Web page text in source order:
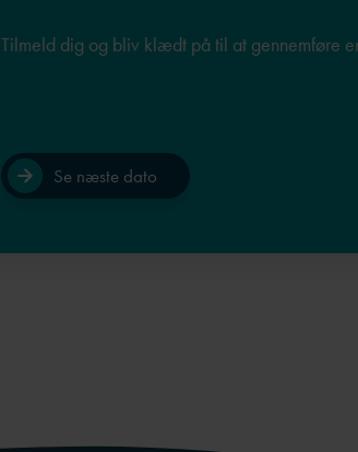
Tilmeld dig og bliv klædt på til at gennemføre
Se næste dato